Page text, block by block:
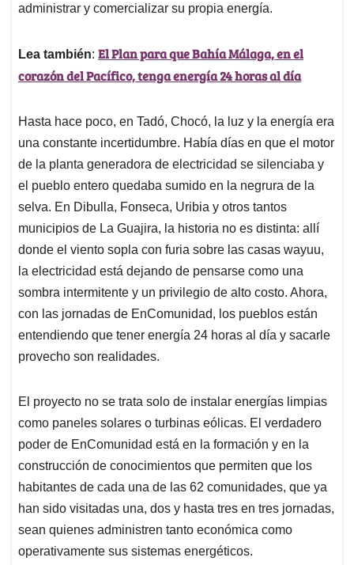
administrar y comercializar su propia energía.
Lea también: El Plan para que Bahía Málaga, en el
corazón del Pacífico, tenga energía 24 horas al día
Hasta hace poco, en Tadó, Chocó, la luz y la energía era
una constante incertidumbre. Había días en que el motor
de la planta generadora de electricidad se silenciaba y
el pueblo entero quedaba sumido en la negrura de la
selva. En Dibulla, Fonseca, Uribia y otros tantos
municipios de La Guajira, la historia no es distinta: allí
donde el viento sopla con furia sobre las casas wayuu,
la electricidad está dejando de pensarse como una
sombra intermitente y un privilegio de alto costo. Ahora,
con las jornadas de EnComunidad, los pueblos están
entendiendo que tener energía 24 horas al día y sacarle
provecho son realidades.
El proyecto no se trata solo de instalar energías limpias
como paneles solares o turbinas eólicas. El verdadero
poder de EnComunidad está en la formación y en la
construcción de conocimientos que permiten que los
habitantes de cada una de las 62 comunidades, que ya
han sido visitadas una, dos y hasta tres en tres jornadas,
sean quienes administren tanto económica como
operativamente sus sistemas energéticos.